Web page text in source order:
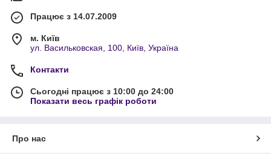
Працює з 14.07.2009
м. Київ
ул. Васильковская, 100, Київ, Україна
Контакти
Сьогодні працює з 10:00 до 24:00
Показати весь графік роботи
Про нас